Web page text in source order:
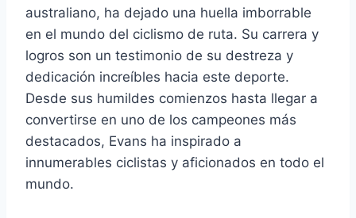
australiano, ha dejado una huella imborrable
en el mundo del ciclismo de ruta. Su carrera y
logros son un testimonio de su destreza y
dedicación increíbles hacia este deporte.
Desde sus humildes comienzos hasta llegar a
convertirse en uno de los campeones más
destacados, Evans ha inspirado a
innumerables ciclistas y aficionados en todo el
mundo.